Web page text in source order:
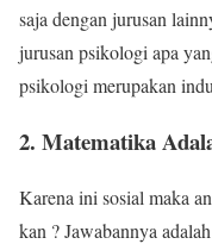
saja dengan jurusan
jurusan psikologi apa
psikologi merupakan
2. Matematika
Karena ini sosial maka
kan ? Jawabannya